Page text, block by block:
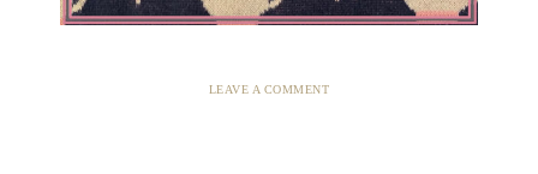
LEAVE A COMMENT